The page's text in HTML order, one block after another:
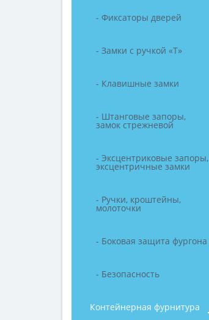
- Фиксаторы дверей
- Замки с ручкой «Т»
- Клавишные замки
- Штанговые запоры,
замок стрежневой
- Эксцентриковые запоры,
эксцентричные замки
- Ручки, кроштейны,
молоточки
- Боковая защита фургона
- Безопасность
Контейнерная фурнитура